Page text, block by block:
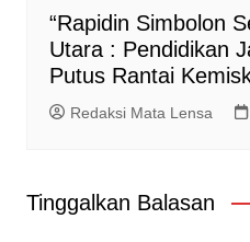
“Rapidin Simbolon
Utara : Pendidikan
Putus Rantai
Redaksi Mata Lensa
Tinggalkan Balasan